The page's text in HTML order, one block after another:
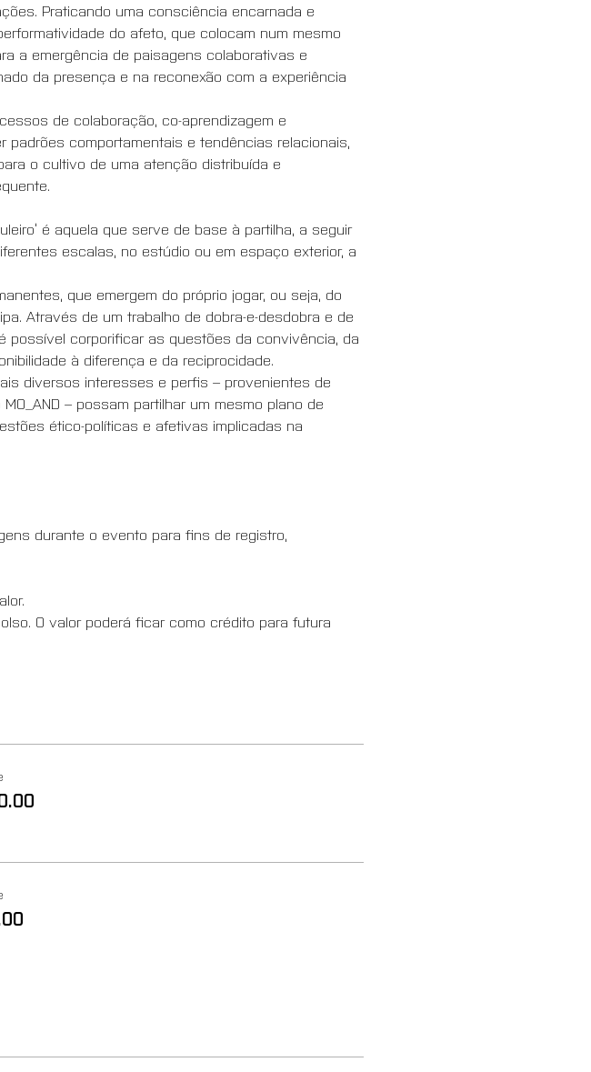
Praticando uma consciência encarnada e
do afeto, que colocam num mesmo
a emergência de paisagens colaborativas e
da presença e na reconexão com a experiência
de colaboração, co-aprendizagem e
padrões comportamentais e tendências relacionais,
o cultivo de uma atenção distribuída e
é aquela que serve de base à partilha, a seguir
escalas, no estúdio ou em espaço exterior, a
que emergem do próprio jogar, ou seja, do
Através de um trabalho de dobra-e-desdobra e de
possível corporificar as questões da convivência, da
à diferença e da reciprocidade.
diversos interesses e perfis – provenientes de
– possam partilhar um mesmo plano de
ético-políticas e afetivas implicadas na
durante o evento para fins de registro,
O valor poderá ficar como crédito para futura